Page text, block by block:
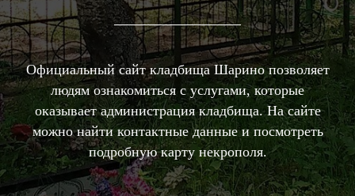
Официальный сайт кладбища Шарино позволяет
людям ознакомиться с услугами, которые
оказывает администрация кладбища. На сайте
можно найти контактные данные и посмотреть
подробную карту некрополя.